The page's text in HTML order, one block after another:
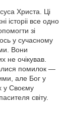
Христа. Ці
історіі‌ все одно
зі
у сучасному
Вони
не очікував.
помилок —
але Бог у
у Своєму
світу.